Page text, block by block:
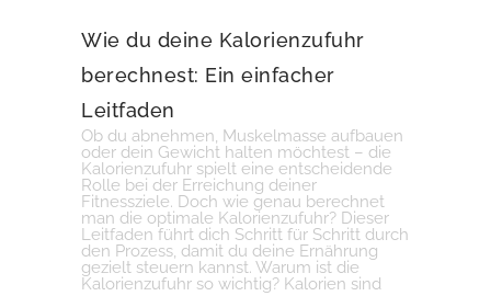
Wie du deine Kalorienzufuhr
berechnest: Ein einfacher
Leitfaden
Ob du abnehmen, Muskelmasse aufbauen
oder dein Gewicht halten möchtest – die
Kalorienzufuhr spielt eine entscheidende
Rolle bei der Erreichung deiner
Fitnessziele. Doch wie genau berechnet
man die optimale Kalorienzufuhr? Dieser
Leitfaden führt dich Schritt für Schritt durch
den Prozess, damit du deine Ernährung
gezielt steuern kannst. Warum ist die
Kalorienzufuhr so wichtig? Kalorien sind